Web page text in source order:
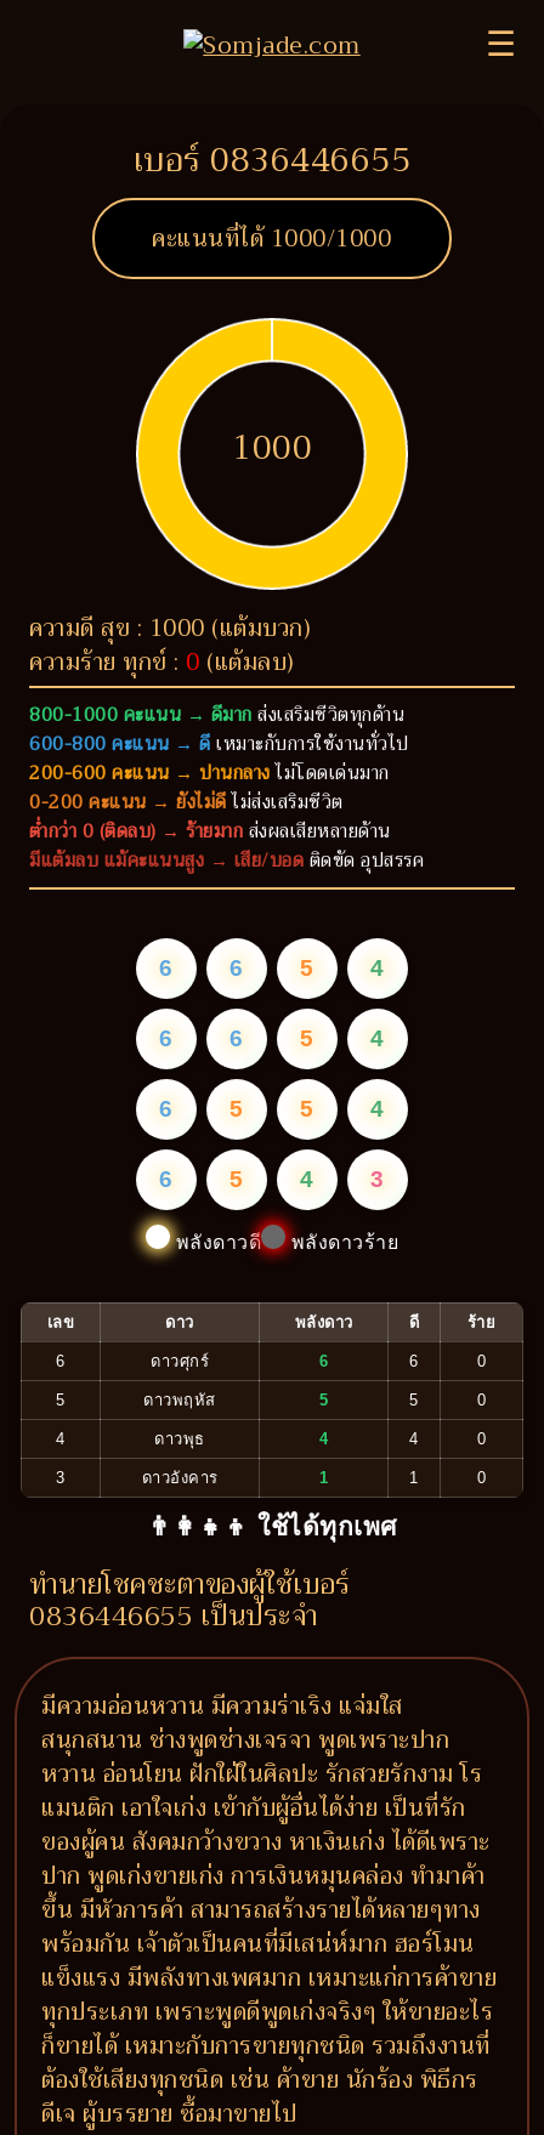
☰
เบอร์ 0836446655
คะแนนที่ได้ 1000/1000
1000
ความดี สุข : 1000 (แต้มบวก)
ความร้าย ทุกข์ : 0 (แต้มลบ)
800-1000 คะแนน → ดีมากส่งเสริมชีวิตทุกด้าน
600-800 คะแนน → ดีเหมาะกับการใช้งานทั่วไป
200-600 คะแนน → ปานกลางไม่โดดเด่นมาก
0-200 คะแนน → ยังไม่ดีไม่ส่งเสริมชีวิต
ต่ำกว่า 0 (ติดลบ) → ร้ายมากส่งผลเสียหลายด้าน
มีแต้มลบ แม้คะแนนสูง → เสีย/บอดติดขัด อุปสรรค
6 6 5 4
6 6 5 4
6 5 5 4
6 5 4 3
พลังดาวดี พลังดาวร้าย
เลข ดาว พลังดาว ดี ร้าย
6 ดาวศุกร์ 6 6 0
5 ดาวพฤหัส 5 5 0
4 ดาวพุธ 4 4 0
3 ดาวอังคาร 1 1 0
👨‍👩‍👧‍👦 ใช้ได้ทุกเพศ
ทำนายโชคชะตาของผู้ใช้เบอร์
0836446655 เป็นประจำ
มีความอ่อนหวาน มีความร่าเริง แจ่มใส
สนุกสนาน ช่างพูดช่างเจรจา พูดเพราะปาก
หวาน อ่อนโยน ฝักใฝ่ในศิลปะ รักสวยรักงาม โร
แมนติก เอาใจเก่ง เข้ากับผู้อื่นได้ง่าย เป็นที่รัก
ของผู้คน สังคมกว้างขวาง หาเงินเก่ง ได้ดีเพราะ
ปาก พูดเก่งขายเก่ง การเงินหมุนคล่อง ทำมาค้า
ขึ้น มีหัวการค้า สามารถสร้างรายได้หลายๆทาง
พร้อมกัน เจ้าตัวเป็นคนที่มีเสน่ห์มาก ฮอร์โมน
แข็งแรง มีพลังทางเพศมาก เหมาะแก่การค้าขาย
ทุกประเภท เพราะพูดดีพูดเก่งจริงๆ ให้ขายอะไร
ก็ขายได้ เหมาะกับการขายทุกชนิด รวมถึงงานที่
ต้องใช้เสียงทุกชนิด เช่น ค้าขาย นักร้อง พิธีกร
ดีเจ ผู้บรรยาย ซื้อมาขายไป